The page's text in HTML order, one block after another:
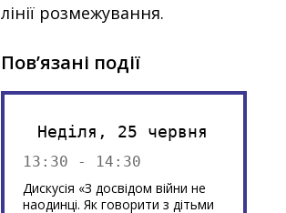
лінії розмежування.
Пов’язані події
Неділя, 25 червня
13:30 - 14:30
Дискусія «З досвідом війни не
наодинці. Як говорити з дітьми